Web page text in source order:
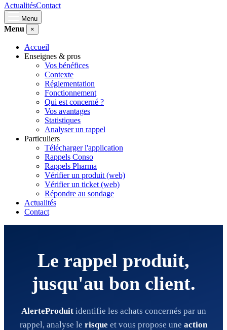
ActualitésContact
Menu
Menu ×
Accueil
Enseignes & pros
Vos bénéfices
Contexte
Réglementation
Fonctionnement
Qui est concerné ?
Vos avantages
Statistiques
Analyser un rappel
Particuliers
Télécharger l'application
Rappels Conso
Rappels Pharma
Vérifier un produit (web)
Vérifier un ticket (web)
Répondre au sondage
Actualités
Contact
Le rappel produit,
jusqu'au bon client.
AlerteProduitidentifie les achats concernés par un
rappel, analyse le risque et vous propose une action